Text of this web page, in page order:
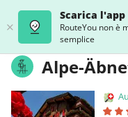
Scarica l'app
RouteYou non è
semplice
Alpe-